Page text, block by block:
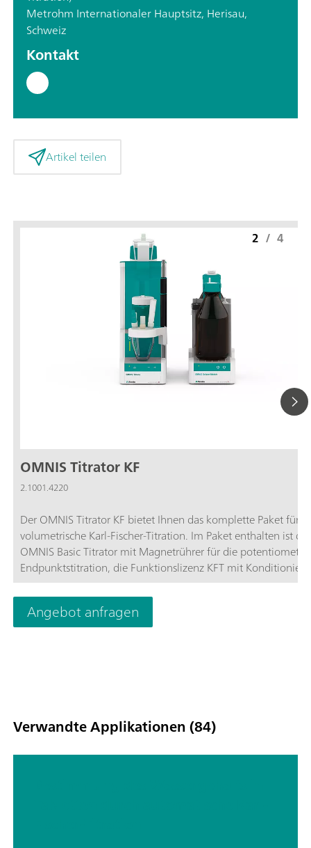
Metrohm Internationaler Hauptsitz, Herisau,
Schweiz
Kontakt
Artikel teilen
OMNIS Titrator KF
2.1001.4220
Der OMNIS Titrator KF bietet Ihnen das komplette Paket für
volumetrische Karl-Fischer-Titration. Im Paket enthalten ist der
OMNIS Basic Titrator mit Magnetrührer für die
Endpunktstitration, die Funktionslizenz KFT mit
OMNIS Solvent Module und das komplette Zubehör für die
volumetrische Karl-Fischer-Titration.Profitieren Sie von der
einzigartigen Benutzerfreundlichkeit mit dem automatischen
Titrationsstart nach der Probenzugabe und maximaler
2 / 4
Angebot anfragen
Verwandte Applikationen (84)